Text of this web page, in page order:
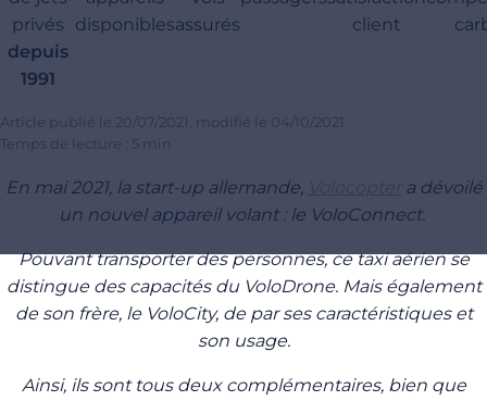
privés
depuis
1991
disponiblesassurés
client
Article publié le 20/07/2021 , modifié le 04/10/2021
Temps de lecture : 5 min
En mai 2021, la start-up allemande, Volocoptera dévoilé
un nouvel appareil volant : le VoloConnect.
Pouvant transporter des personnes, ce taxi aérien se
distingue des capacités du VoloDrone. Mais également
de son frère, le VoloCity, de par ses caractéristiques et
son usage.
Ainsi, ils sont tous deux complémentaires, bien que